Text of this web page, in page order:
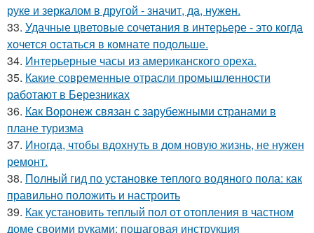
руке и зеркалом в другой - значит, да, нужен.
33. Удачные цветовые сочетания в интерьере - это когда
хочется остаться в комнате подольше.
34. Интерьерные часы из американского ореха.
35. Какие современные отрасли промышленности
работают в Березниках
36. Как Воронеж связан с зарубежными странами в
плане туризма
37. Иногда, чтобы вдохнуть в дом новую жизнь, не нужен
ремонт.
38. Полный гид по установке теплого водяного пола: как
правильно положить и настроить
39. Как установить теплый пол от отопления в частном
доме своими руками: пошаговая инструкция